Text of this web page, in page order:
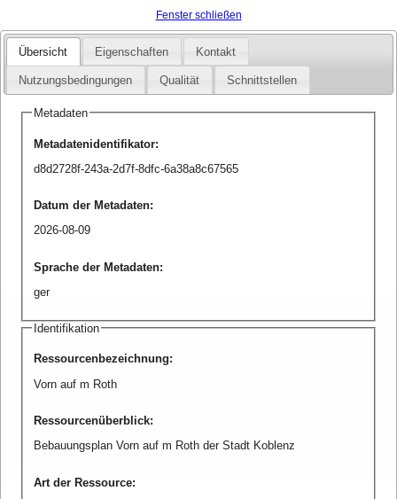
Fenster schließen
Übersicht Eigenschaften Kontakt
Nutzungsbedingungen Qualität Schnittstellen
Metadaten
Metadatenidentifikator:
d8d2728f-243a-2d7f-8dfc-6a38a8c67565
Datum der Metadaten:
2026-08-09
Sprache der Metadaten:
ger
Identifikation
Ressourcenbezeichnung:
Vorn auf m Roth
Ressourcenüberblick:
Bebauungsplan Vorn auf m Roth der Stadt Koblenz
Art der Ressource: